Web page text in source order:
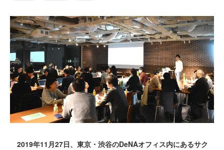
2019年11月27日、東京・渋谷のDeNAオフィス内にあるサク